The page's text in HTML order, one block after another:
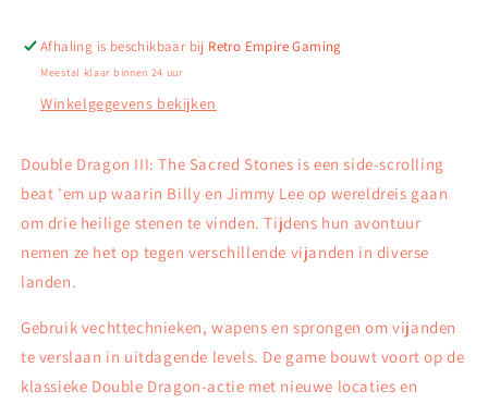
Afhaling is beschikbaar bij Retro Empire Gaming
Meestal klaar binnen 24 uur
Winkelgegevens bekijken
Double Dragon III: The Sacred Stones is een side-scrolling
beat 'em up waarin Billy en Jimmy Lee op wereldreis gaan
om drie heilige stenen te vinden. Tijdens hun avontuur
nemen ze het op tegen verschillende vijanden in diverse
landen.
Gebruik vechttechnieken, wapens en sprongen om vijanden
te verslaan in uitdagende levels. De game bouwt voort op de
klassieke Double Dragon-actie met nieuwe locaties en